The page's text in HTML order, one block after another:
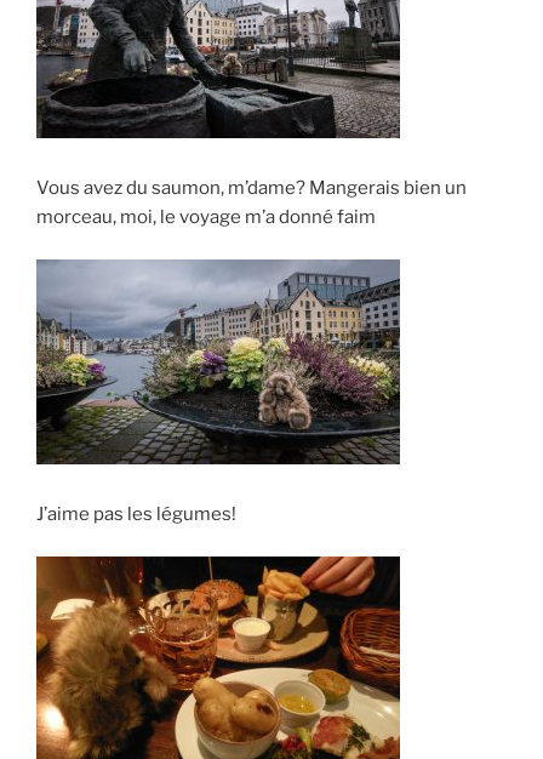
Vous avez du saumon, m’dame? Mangerais bien un
morceau, moi, le voyage m’a donné faim
J’aime pas les légumes!